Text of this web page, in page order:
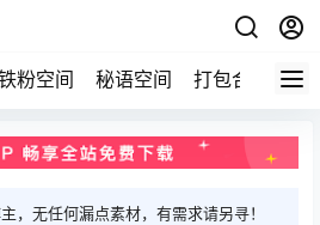
粉空间 秘语空间 打包合集 关
，无任何漏点素材，有需求请另寻！